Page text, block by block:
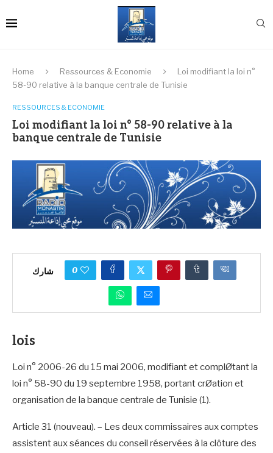
Home Ressources & Economie
Loi modifiant la loi n°
58-90 relative à la banque centrale de Tunisie
RESSOURCES & ECONOMIE
Loi modifiant la loi n° 58-90 relative à la
banque centrale de Tunisie
شارك 0
lois
Loi n° 2006-26 du 15 mai 2006, modifiant et complØtant la
loi n° 58-90 du 19 septembre 1958, portant crØation et
organisation de la banque centrale de Tunisie (1).
Article 31 (nouveau). – Les deux commissaires aux comptes
assistent aux séances du conseil réservées à la clôture des